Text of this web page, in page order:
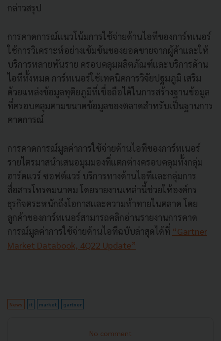
กล่าวสรุป
การคาดการณ์แนวโน้มการใช้จ่ายด้านไอทีของการ์ทเนอร์
ใช้การวิเคราะห์อย่างเข้มข้นของยอดขายจากผู้ค้าและให้
บริการหลายพันราย ครอบคลุมผลิตภัณฑ์และบริการด้าน
ไอทีทั้งหมด การ์ทเนอร์ใช้เทคนิคการวิจัยปฐมภูมิ เสริม
ด้วยแหล่งข้อมูลทุติยภูมิที่เชื่อถือได้ในการสร้างฐานข้อมูล
ที่ครอบคลุมตามขนาดข้อมูลของตลาดสำหรับเป็นฐานการ
คาดการณ์
การคาดการณ์มูลค่าการใช้จ่ายด้านไอทีของการ์ทเนอร์
รายไตรมาสนำเสนอมุมมองที่แตกต่างครอบคลุมทั้งกลุ่ม
ฮาร์ดแวร์ ซอฟต์แวร์ บริการทางด้านไอทีและกลุ่มการ
สื่อสารโทรคมนาคม โดยรายงานเหล่านี้ช่วยให้องค์กร
ธุรกิจตระหนักถึงโอกาสและความท้าทายในตลาด โดย
ลูกค้าของการ์ทเนอร์สามารถคลิกอ่านรายงานการคาด
การณ์มูลค่าการใช้จ่ายด้านไอทีฉบับล่าสุดได้ที่ “Gartner
Market Databook, 4Q22 Update”
News it market gartner
No comment